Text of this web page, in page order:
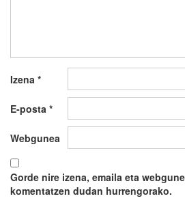
Izena *
E-posta *
Webgunea
Gorde nire izena, emaila eta
komentatzen dudan hurrengorako.